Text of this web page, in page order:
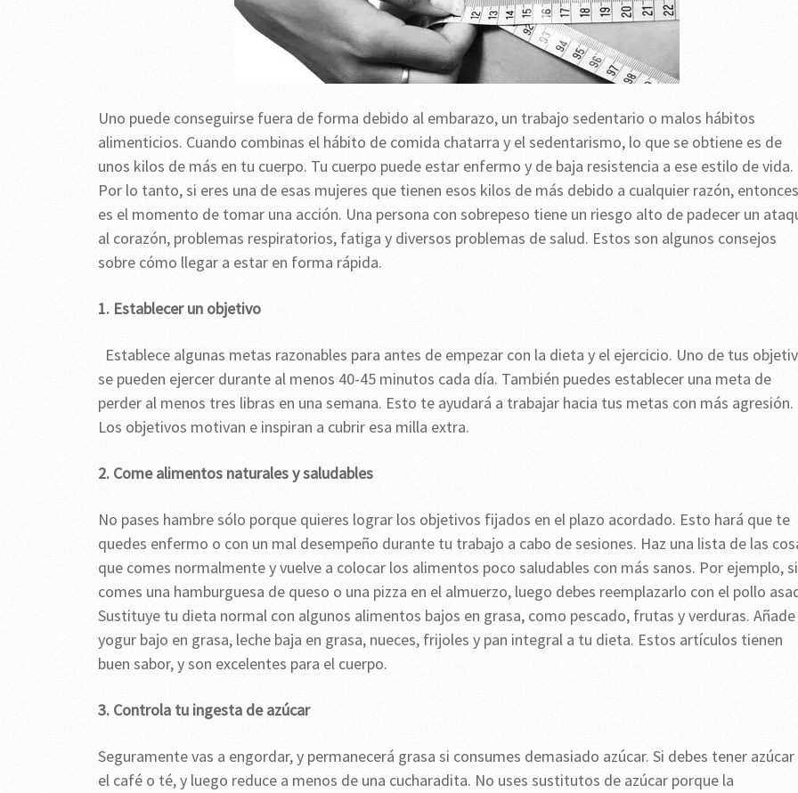
Uno puede conseguirse fuera de forma debido al embarazo, un trabajo sedentario o malos hábitos
alimenticios. Cuando combinas el hábito de comida chatarra y el sedentarismo, lo que se obtiene es de
unos kilos de más en tu cuerpo. Tu cuerpo puede estar enfermo y de baja resistencia a ese estilo de vida.
Por lo tanto, si eres una de esas mujeres que tienen esos kilos de más debido a cualquier razón, entonces
es el momento de tomar una acción. Una persona con sobrepeso tiene un riesgo alto de padecer un
al corazón, problemas respiratorios, fatiga y diversos problemas de salud. Estos son algunos consejos
sobre cómo llegar a estar en forma rápida.
1. Establecer un objetivo
Establece algunas metas razonables para antes de empezar con la dieta y el ejercicio. Uno de tus
se pueden ejercer durante al menos 40-45 minutos cada día. También puedes establecer una meta de
perder al menos tres libras en una semana. Esto te ayudará a trabajar hacia tus metas con más agresión.
Los objetivos motivan e inspiran a cubrir esa milla extra.
2. Come alimentos naturales y saludables
No pases hambre sólo porque quieres lograr los objetivos fijados en el plazo acordado. Esto hará que te
quedes enfermo o con un mal desempeño durante tu trabajo a cabo de sesiones. Haz una lista de las
que comes normalmente y vuelve a colocar los alimentos poco saludables con más sanos. Por ejemplo, si
comes una hamburguesa de queso o una pizza en el almuerzo, luego debes reemplazarlo con el pollo
Sustituye tu dieta normal con algunos alimentos bajos en grasa, como pescado, frutas y verduras.
yogur bajo en grasa, leche baja en grasa, nueces, frijoles y pan integral a tu dieta. Estos artículos tienen
buen sabor, y son excelentes para el cuerpo.
3. Controla tu ingesta de azúcar
Seguramente vas a engordar, y permanecerá grasa si consumes demasiado azúcar. Si debes tener azúcar
el café o té, y luego reduce a menos de una cucharadita. No uses sustitutos de azúcar porque la